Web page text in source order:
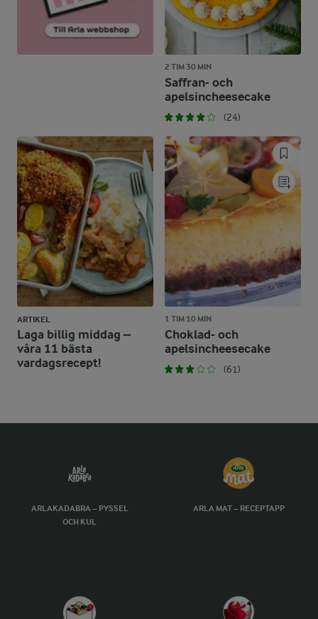
2 TIM 30 MIN
Saffran- och
apelsincheesecake
(24)
ARTIKEL
Laga billig middag –
våra 11 bästa
vardagsrecept!
1 TIM 10 MIN
Choklad- och
apelsincheesecake
(61)
ARLAKADABRA – PYSSEL
OCH KUL
ARLA MAT – RECEPTAPP